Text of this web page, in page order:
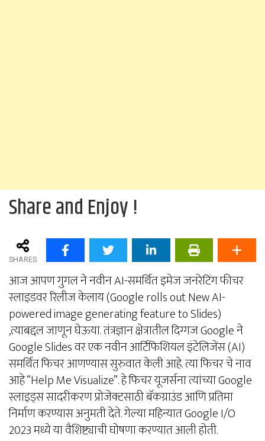
Share and Enjoy !
SHARES
आज आपण गुगल ने नवीन AI-समर्थित इमेज जनरेटिंग फीचर
स्लाइडवर रिलीज केलाय (Google rolls out New AI-
powered image generating feature to Slides)
,त्याबद्दल जाणून घेऊया. तंत्रज्ञान क्षेत्रातील दिग्गज Google ने
Google Slides वर एक नवीन आर्टिफिशियल इंटेलिजेंस (AI)
समर्थित फिचर आणण्यास सुरुवात केली आहे. त्या फिचर चे नाव
आहे “Help Me Visualize”. हे फिचर यूजर्सना त्यांच्या Google
स्लाइड्स सादरीकरण प्रोजेक्टसाठी बॅकग्राउंड आणि प्रतिमा
निर्माण करण्यास अनुमती देते. गेल्या महिन्यात Google I/O
2023 मध्ये या वैशिष्ट्याची घोषणा करण्यात आली होती.